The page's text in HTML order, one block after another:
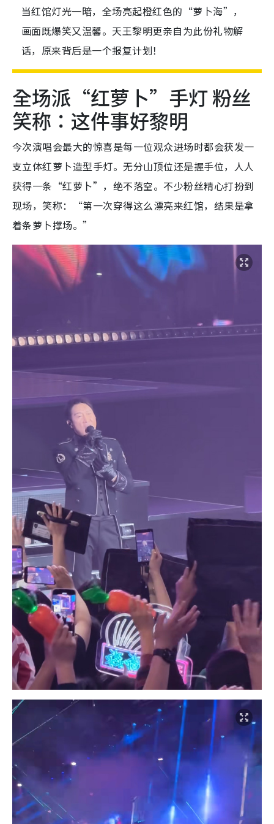
当红馆灯光一暗，全场亮起橙红色的“萝卜海”，
画面既爆笑又温馨。天王黎明更亲自为此份礼物解
话，原来背后是一个报复计划！
全场派“红萝卜”手灯 粉丝
笑称：这件事好黎明
今次演唱会最大的惊喜是每一位观众进场时都会获发一
支立体红萝卜造型手灯。无分山顶位还是握手位，人人
获得一条“红萝卜”，绝不落空。不少粉丝精心打扮到
现场，笑称：“第一次穿得这么漂亮来红馆，结果是拿
着条萝卜撑场。”